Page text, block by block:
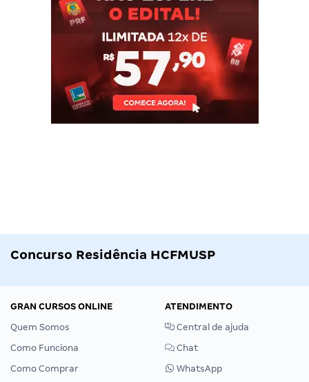
Concurso Residência HCFMUSP
GRAN CURSOS ONLINE
Quem Somos
Como Funciona
Como Comprar
ATENDIMENTO
Central de ajuda
Chat
WhatsApp